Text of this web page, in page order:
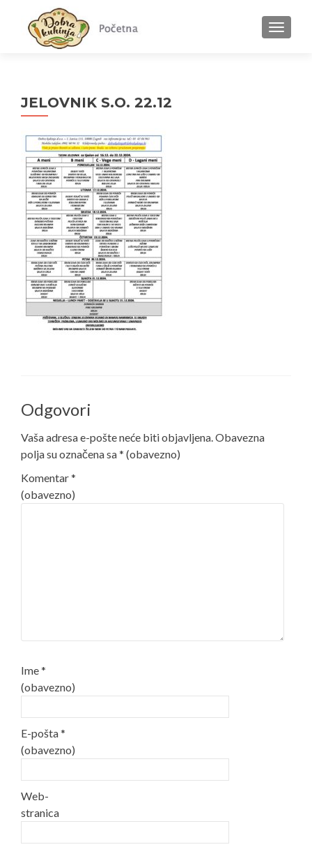
MENU
JELOVNIK S.O. 22.12
Odgovori
Vaša adresa e-pošte neće biti objavljena.Obavezna
polja su označena sa* (obavezno)
Komentar*
(obavezno)
Ime*
(obavezno)
E-pošta*
(obavezno)
Web-
stranica